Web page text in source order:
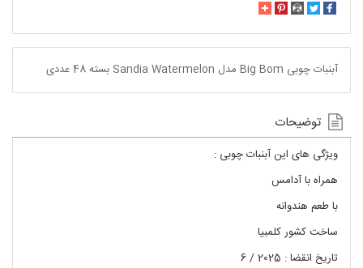
آبنبات چوبی Big Bom مدل Sandia Watermelon بسته 48 عددی
توضیحات
ویژگی های این آبنبات چوبی :
همراه با آدامس
با طعم هندوانه
ساخت کشور کلمبیا
تاریخ انقضا : 2025 / 6